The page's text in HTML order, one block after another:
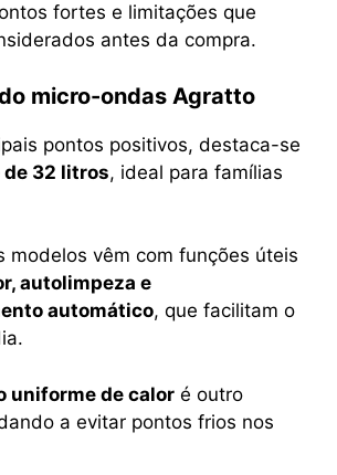
fortes e limitações que
antes da compra.
micro-ondas Agratto
pontos positivos, destaca-se
32 litros, ideal para famílias
modelos vêm com funções úteis
autolimpeza e
automático, que facilitam o
uniforme de calor é outro
a evitar pontos frios nos